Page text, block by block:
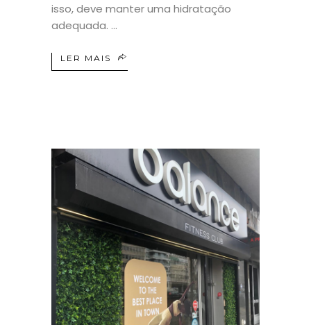
isso, deve manter uma hidratação
adequada.
LER MAIS